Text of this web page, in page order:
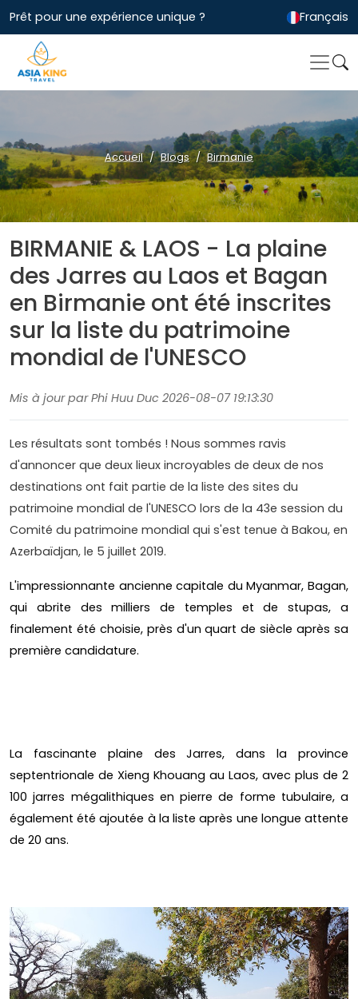
Prêt pour une expérience unique ? Français
Accueil Blogs Birmanie
BIRMANIE & LAOS - La plaine
des Jarres au Laos et Bagan
en Birmanie ont été inscrites
sur la liste du patrimoine
mondial de l'UNESCO
Mis à jour par Phi Huu Duc 2026-08-07 19:13:30
Les résultats sont tombés ! Nous sommes ravis
d'annoncer que deux lieux incroyables de deux de nos
destinations ont fait partie de la liste des sites du
patrimoine mondial de l'UNESCO lors de la 43e session du
Comité du patrimoine mondial qui s'est tenue à Bakou, en
Azerbaïdjan, le 5 juillet 2019.
L'impressionnante ancienne capitale du Myanmar, Bagan,
qui abrite des milliers de temples et de stupas, a
finalement été choisie, près d'un quart de siècle après sa
première candidature.
La fascinante plaine des Jarres, dans la province
septentrionale de Xieng Khouang au Laos, avec plus de 2
100 jarres mégalithiques en pierre de forme tubulaire, a
également été ajoutée à la liste après une longue attente
de 20 ans.